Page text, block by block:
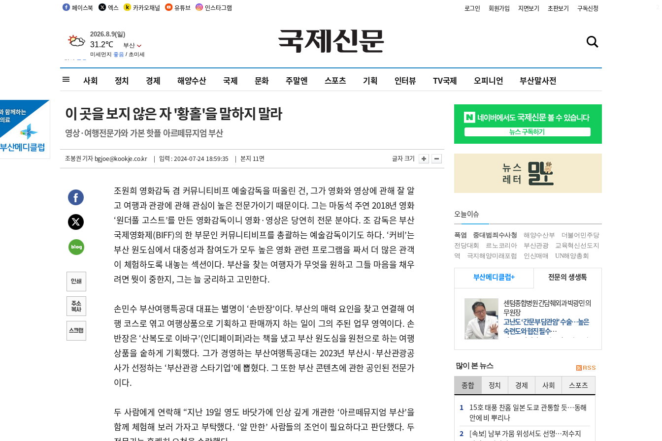
페이스북 엑스 카카오채널 유튜브 인스타그램 로그인 회원가입 지면보기 초판보기 구독신청
사회 정치 경제 해양수산 국제 문화 주말엔 스포츠 기획 인터뷰 TV국제 오피니언 부산말사전
이 곳을 보지 않은 자 '황홀'을 말하지 말라
영상·여행전문가와 가본 핫플 아르떼뮤지엄 부산
조봉권 기자bgjoe@kookje.co.kr | 입력 : 2024-07-24 18:59:35 | 본지 11면 글자 크기
조원희 영화감독 겸 커뮤니티비프 예술감독을 떠올린 건, 그가 영화와 영상에 관해 잘 알
고 여행과 관광에 관해 관심이 높은 전문가이기 때문이다. 그는 마동석 주연 2018년 영화
‘원더풀 고스트’를 만든 영화감독이니 영화·영상은 당연히 전문 분야다. 조 감독은 부산
국제영화제(BIFF)의 한 부문인 커뮤니티비프를 총괄하는 예술감독이기도 하다. ‘커비’는
부산 원도심에서 대중성과 참여도가 모두 높은 영화 관련 프로그램을 짜서 더 많은 관객
이 체험하도록 내놓는 섹션이다. 부산을 찾는 여행자가 무엇을 원하고 그들 마음을 채우
려면 뭣이 중한지, 그는 늘 궁리하고 고민한다.
손민수 부산여행특공대 대표는 별명이 ‘손반장’이다. 부산의 매력 요인을 찾고 연결해 여
행 코스로 엮고 여행상품으로 기획하고 판매까지 하는 일이 그의 주된 업무 영역이다. 손
반장은 ‘산복도로 이바구’(인디페이퍼)라는 책을 냈고 부산 원도심을 원천으로 하는 여행
상품을 숱하게 기획했다. 그가 경영하는 부산여행특공대는 2023년 부산시·부산관광공
사가 선정하는 ‘부산관광 스타기업’에 뽑혔다. 그 또한 부산 콘텐츠에 관한 공인된 전문가
이다.
두 사람에게 연락해 “지난 19일 영도 바닷가에 인상 깊게 개관한 ‘아르떼뮤지엄 부산’을
함께 체험해 보러 가자고 부탁했다. ‘알 만한’ 사람들의 조언이 필요하다고 판단했다. 두
오늘이슈
폭염 중대범죄수사청 해양수산부
더불어민주당
전당대회
르노코리아 부산관광
교육혁신선도지
역
극지해양미래포럼 인신매매 UN해양총회
부산메디클럽+ 전문의 생생톡
센텀종합병원 간담췌외과 박광민 의
무원장
고난도 ‘간문부 담관암’ 수술…높은
숙련도와 협진 필수
간문부 담관암(클라츠킨 종양)은 좌
우 간에서 나오는, 담관(담즙 배출 경
部)’에 생기는 악성 종양이다. 간동맥
문맥 림프절 담
많이 본 뉴스
종합 정치 경제 사회 스포츠
1
15호 태풍 찬홈 일본 도쿄 관통할 듯…동해
안에 비 뿌리나
2
[속보] 남부 가뭄 위성서도 선명…저수지